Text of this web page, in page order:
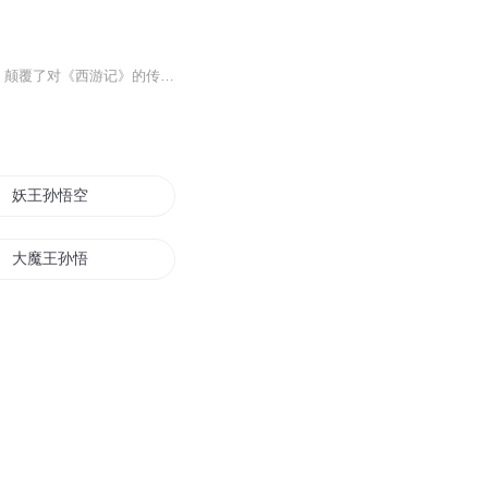
前方高能：收听本书千万不要太认真！一个意外的考古发现，一座隐藏在深山中的“双圣庙”，颠覆了对《西游记》的传统理解。孙悟空真的是草根出身吗？猪八戒的后台是谁？沙悟净果真是腹黑的代表？小白龙从不降妖为何成就了菩萨果位？孙悟空的父母到底是谁？...
妖王孙悟空
大魔王孙悟空